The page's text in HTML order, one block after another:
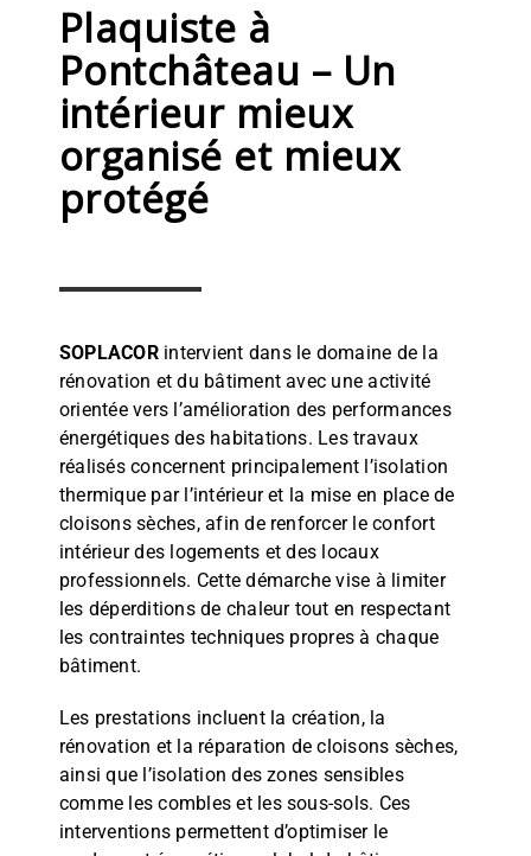
Plaquiste à
Pontchâteau – Un
intérieur mieux
organisé et mieux
protégé
SOPLACORintervient dans le domaine de la
rénovation et du bâtiment avec une activité
orientée vers l’amélioration des performances
énergétiques des habitations. Les travaux
réalisés concernent principalement l’isolation
thermique par l’intérieur et la mise en place de
cloisons sèches, afin de renforcer le confort
intérieur des logements et des locaux
professionnels. Cette démarche vise à limiter
les déperditions de chaleur tout en respectant
les contraintes techniques propres à chaque
bâtiment.
Les prestations incluent la création, la
rénovation et la réparation de cloisons sèches,
ainsi que l’isolation des zones sensibles
comme les combles et les sous-sols. Ces
interventions permettent d’optimiser le